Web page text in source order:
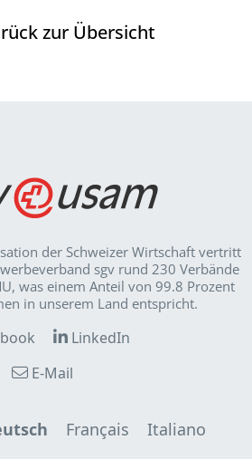
zur Übersicht
der Schweizer Wirt­schaft vertritt
sgv rund 230 Verbände
was einem Anteil von 99.8 Prozent
in unserem Land entspricht.
LinkedIn
E-Mail
Français
Italiano